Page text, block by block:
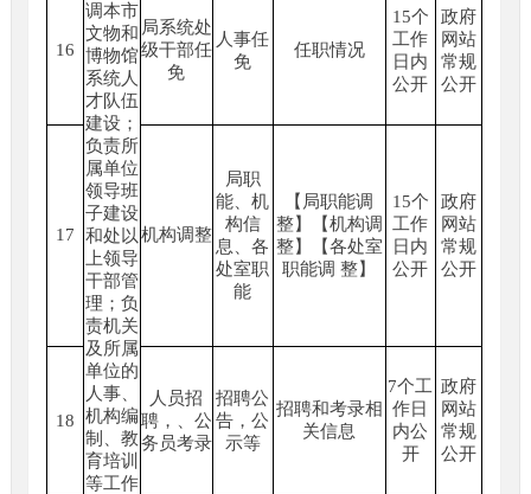
16
调本市
文物和
博物馆
系统人
才队伍
建设；
负责所
属单位
领导班
子建设
和处以
上领导
干部管
理；负
责机关
及所属
单位的
人事、
机构编
制、教
育培训
等工作
局系统处
级干部任
免
人事任
免
任职情况
15个
工作
日内
公开
政府
网站
常规
公开
17 机构调整
局职
能、机
构信
息、各
处室职
能
【局职能调
整】【机构调
整】【各处室
职能调 整】
15个
工作
日内
公开
政府
网站
常规
公开
18
人员招
聘，、公
务员考录
招聘公
告，公
示等
招聘和考录相
关信息
7个工
作日
内公
开
政府
网站
常规
公开